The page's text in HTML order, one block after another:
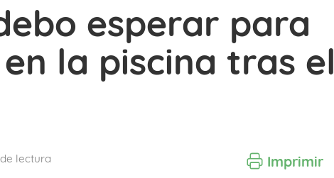
esperar para
la piscina tras el
lectura Imprimir